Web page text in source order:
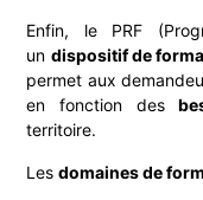
Enfin, le PRF
un dispositif de
permet aux
en fonction des
territoire.
Lesdomaines de